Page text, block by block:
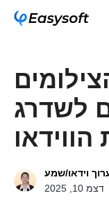
לשדרג
וידאו/שמע
דצמ 10, 2025